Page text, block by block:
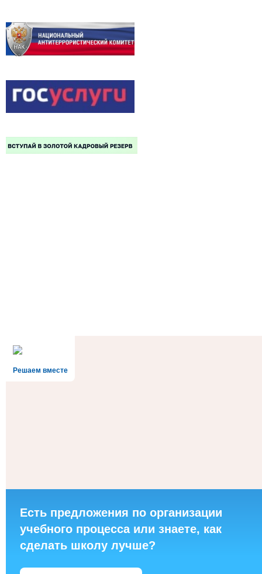
Решаем вместе
Есть предложения по организации
учебного процесса или знаете, как
сделать школу лучше?